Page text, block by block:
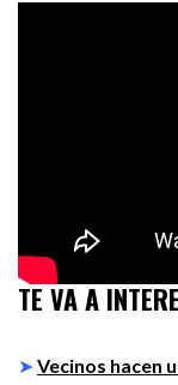
TE VA A
➤ Vecinos hacen